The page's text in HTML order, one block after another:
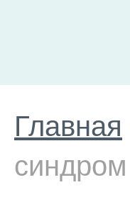
Главная
синдром